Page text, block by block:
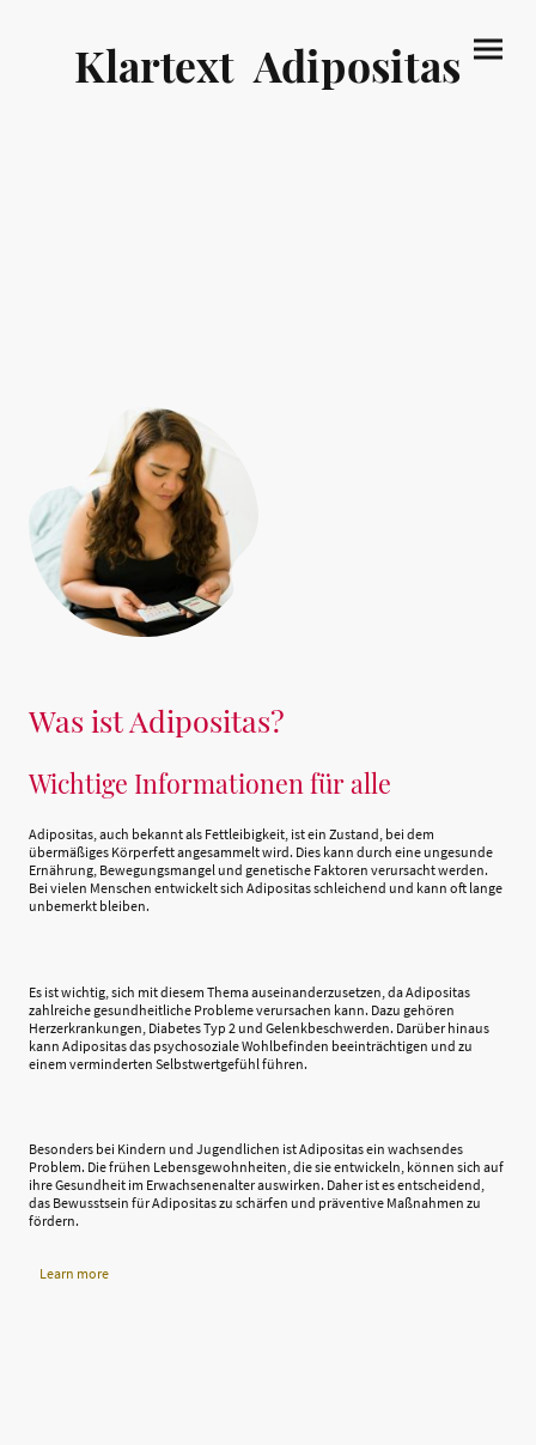
Klartext Adipositas
Was ist Adipositas?
Wichtige Informationen für alle
Adipositas, auch bekannt als Fettleibigkeit, ist ein Zustand, bei dem
übermäßiges Körperfett angesammelt wird. Dies kann durch eine ungesunde
Ernährung, Bewegungsmangel und genetische Faktoren verursacht werden.
Bei vielen Menschen entwickelt sich Adipositas schleichend und kann oft lange
unbemerkt bleiben.
Es ist wichtig, sich mit diesem Thema auseinanderzusetzen, da Adipositas
zahlreiche gesundheitliche Probleme verursachen kann. Dazu gehören
Herzerkrankungen, Diabetes Typ 2 und Gelenkbeschwerden. Darüber hinaus
kann Adipositas das psychosoziale Wohlbefinden beeinträchtigen und zu
einem verminderten Selbstwertgefühl führen.
Besonders bei Kindern und Jugendlichen ist Adipositas ein wachsendes
Problem. Die frühen Lebensgewohnheiten, die sie entwickeln, können sich auf
ihre Gesundheit im Erwachsenenalter auswirken. Daher ist es entscheidend,
das Bewusstsein für Adipositas zu schärfen und präventive Maßnahmen zu
fördern.
Learn more